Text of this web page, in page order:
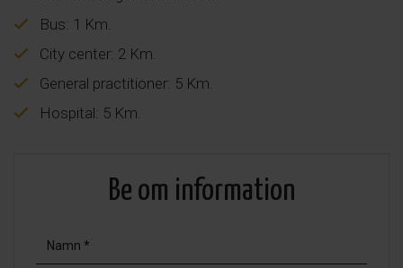
Bus: 1 Km.
City center: 2 Km.
General practitioner: 5 Km.
Hospital: 5 Km.
Be om information